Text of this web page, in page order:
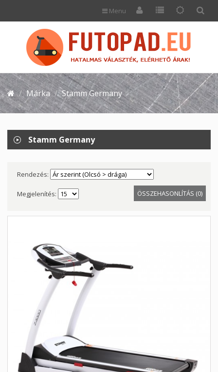
Menu
Márka Stamm Germany
Stamm Germany
Rendezés:
Megjelenítés: ÖSSZEHASONLÍTÁS (0)